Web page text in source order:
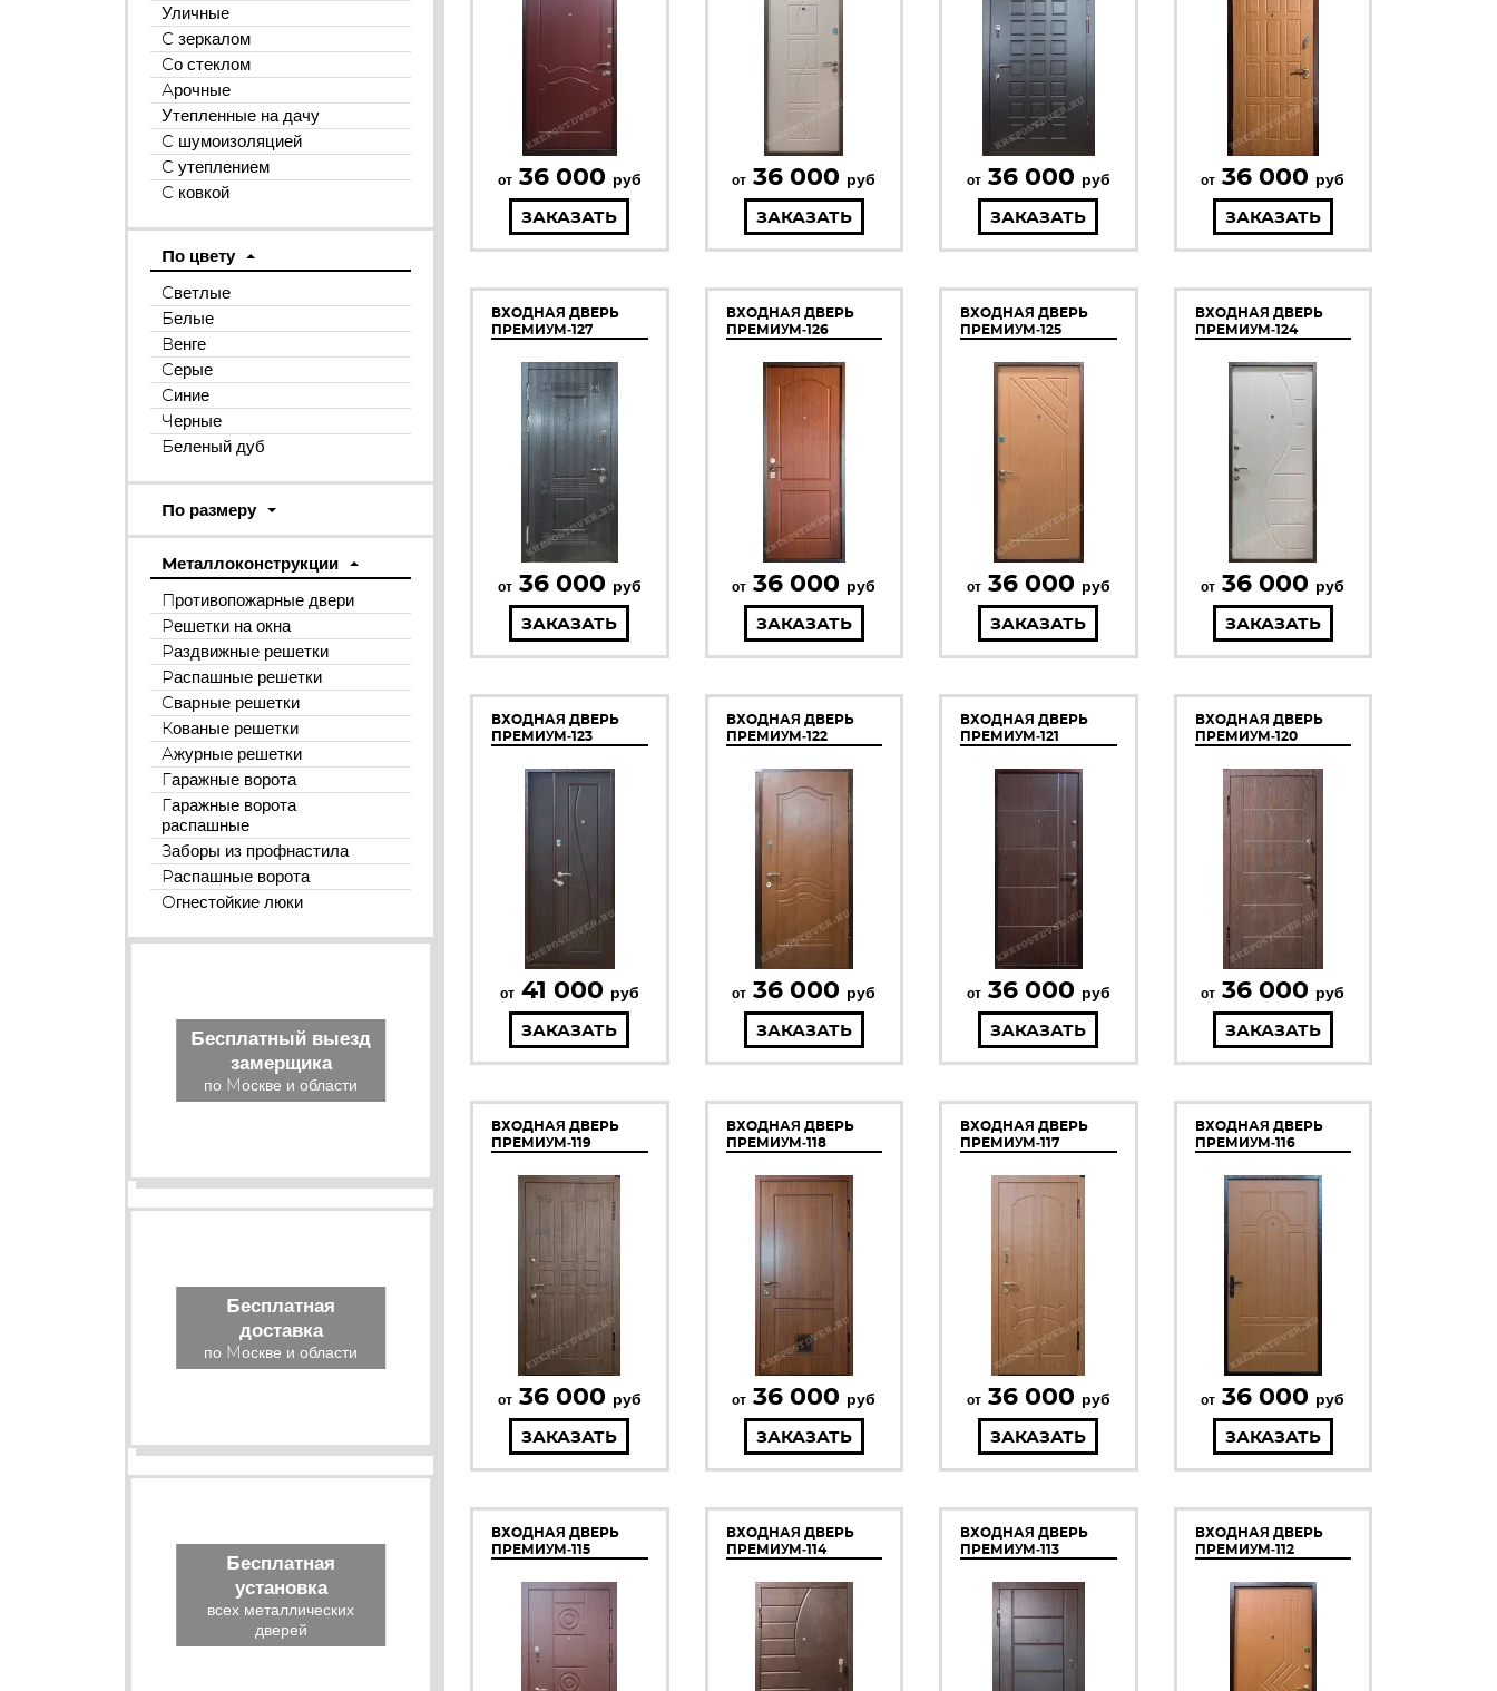
от 36 000 руб
ЗАКАЗАТЬ
от 36 000 руб
ЗАКАЗАТЬ
от 36 000 руб
ЗАКАЗАТЬ
от 36 000 руб
ЗАКАЗАТЬ
ВХОДНАЯ ДВЕРЬ
ПРЕМИУМ-127
от 36 000 руб
ЗАКАЗАТЬ
ВХОДНАЯ ДВЕРЬ
ПРЕМИУМ-126
от 36 000 руб
ЗАКАЗАТЬ
ВХОДНАЯ ДВЕРЬ
ПРЕМИУМ-125
от 36 000 руб
ЗАКАЗАТЬ
ВХОДНАЯ ДВЕРЬ
ПРЕМИУМ-124
от 36 000 руб
ЗАКАЗАТЬ
ВХОДНАЯ ДВЕРЬ
ПРЕМИУМ-123
от 41 000 руб
ЗАКАЗАТЬ
ВХОДНАЯ ДВЕРЬ
ПРЕМИУМ-122
от 36 000 руб
ЗАКАЗАТЬ
ВХОДНАЯ ДВЕРЬ
ПРЕМИУМ-121
от 36 000 руб
ЗАКАЗАТЬ
ВХОДНАЯ ДВЕРЬ
ПРЕМИУМ-120
от 36 000 руб
ЗАКАЗАТЬ
ВХОДНАЯ ДВЕРЬ
ПРЕМИУМ-119
от 36 000 руб
ЗАКАЗАТЬ
ВХОДНАЯ ДВЕРЬ
ПРЕМИУМ-118
от 36 000 руб
ЗАКАЗАТЬ
ВХОДНАЯ ДВЕРЬ
ПРЕМИУМ-117
от 36 000 руб
ЗАКАЗАТЬ
ВХОДНАЯ ДВЕРЬ
ПРЕМИУМ-116
от 36 000 руб
ЗАКАЗАТЬ
ВХОДНАЯ ДВЕРЬ
ПРЕМИУМ-115
ВХОДНАЯ ДВЕРЬ
ПРЕМИУМ-114
ВХОДНАЯ ДВЕРЬ
ПРЕМИУМ-113
ВХОДНАЯ ДВЕРЬ
ПРЕМИУМ-112
Уличные
С зеркалом
Со стеклом
Арочные
Утепленные на дачу
С шумоизоляцией
С утеплением
С ковкой
По цвету
Светлые
Белые
Венге
Серые
Синие
Черные
Беленый дуб
По размеру
Металлоконструкции
Противопожарные двери
Решетки на окна
Раздвижные решетки
Распашные решетки
Сварные решетки
Кованые решетки
Ажурные решетки
Гаражные ворота
Гаражные ворота
распашные
Заборы из профнастила
Распашные ворота
Огнестойкие люки
Бесплатный выезд
замерщика
по Москве и области
Бесплатная
доставка
по Москве и области
Бесплатная
установка
всех металлических
дверей